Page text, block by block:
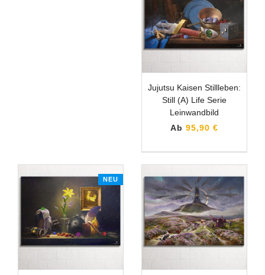
Jujutsu Kaisen Stillleben:
Still (A) Life Serie
Leinwandbild
Ab 95,90 €
NEU